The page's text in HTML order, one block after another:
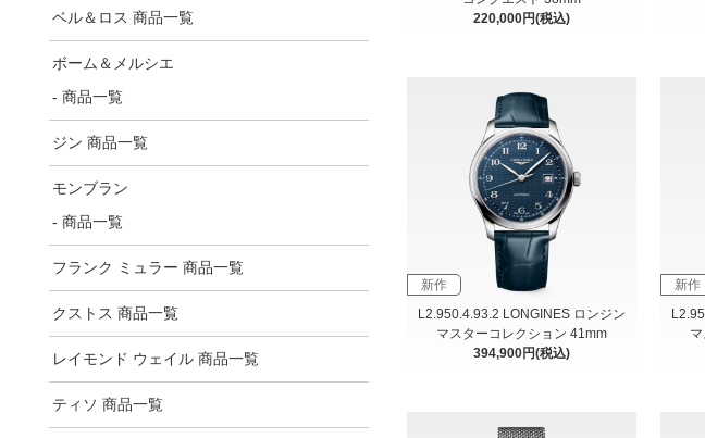
220,000円(税込)
新作
L2.950.4.93.2 LONGINES ロンジン
マスターコレクション 41mm
394,900円(税込)
新作
ベル＆ロス 商品一覧
ボーム＆メルシエ
- 商品一覧
ジン 商品一覧
モンブラン
- 商品一覧
フランク ミュラー 商品一覧
クストス 商品一覧
レイモンド ウェイル 商品一覧
ティソ 商品一覧